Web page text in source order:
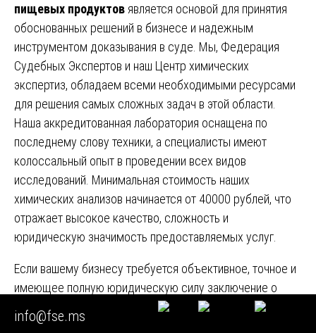
пищевых продуктов является основой для принятия
обоснованных решений в бизнесе и надежным
инструментом доказывания в суде. Мы, Федерация
Судебных Экспертов и наш Центр химических
экспертиз, обладаем всеми необходимыми ресурсами
для решения самых сложных задач в этой области.
Наша аккредитованная лаборатория оснащена по
последнему слову техники, а специалисты имеют
колоссальный опыт в проведении всех видов
исследований. Минимальная стоимость наших
химических анализов начинается от 40000 рублей, что
отражает высокое качество, сложность и
юридическую значимость предоставляемых услуг.
Если вашему бизнесу требуется объективное, точное и
имеющее полную юридическую силу заключение о
качестве и безопасности продуктов, обращайтесь к
нам. Мы гарантируем вам не просто набор
info@fse.ms